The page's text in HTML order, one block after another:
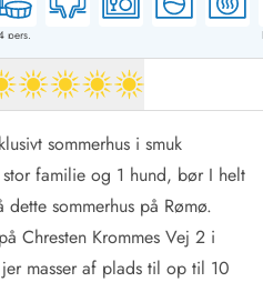
pers.
5 ud af 5
sommerhus i smuk
familie og 1 hund, bør I helt
dette sommerhus på Rømø.
Chresten Krommes Vej 2 i
masser af plads til op til 10